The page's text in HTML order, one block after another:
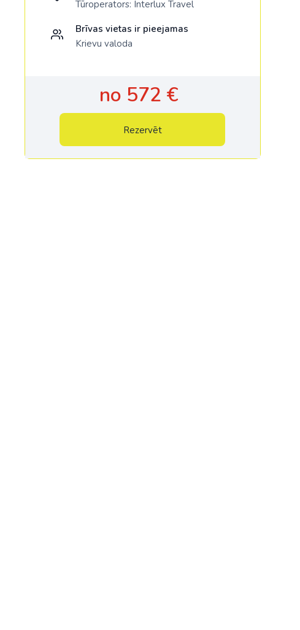
Tūroperators: Interlux Travel
Brīvas vietas ir pieejamas
Krievu valoda
no 572 €
Rezervēt